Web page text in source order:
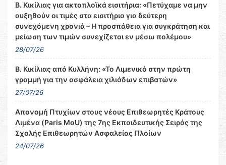
Β. Κικίλιας για ακτοπλοϊκά εισιτήρια: «Πετύχαμε να μην
αυξηθούν οι τιμές στα εισιτήρια για δεύτερη
συνεχόμενη χρονιά – Η προσπάθεια για συγκράτηση και
μείωση των τιμών συνεχίζεται εν μέσω πολέμου»
28/07/26
Β. Κικίλιας από Κυλλήνη: «Το Λιμενικό στην πρώτη
γραμμή για την ασφάλεια χιλιάδων επιβατών»
27/07/26
Απονομή Πτυχίων στους νέους Επιθεωρητές Κράτους
Λιμένα (Paris MoU) της 7ης Εκπαιδευτικής Σειράς της
Σχολής Επιθεωρητών Ασφαλείας Πλοίων
24/07/26